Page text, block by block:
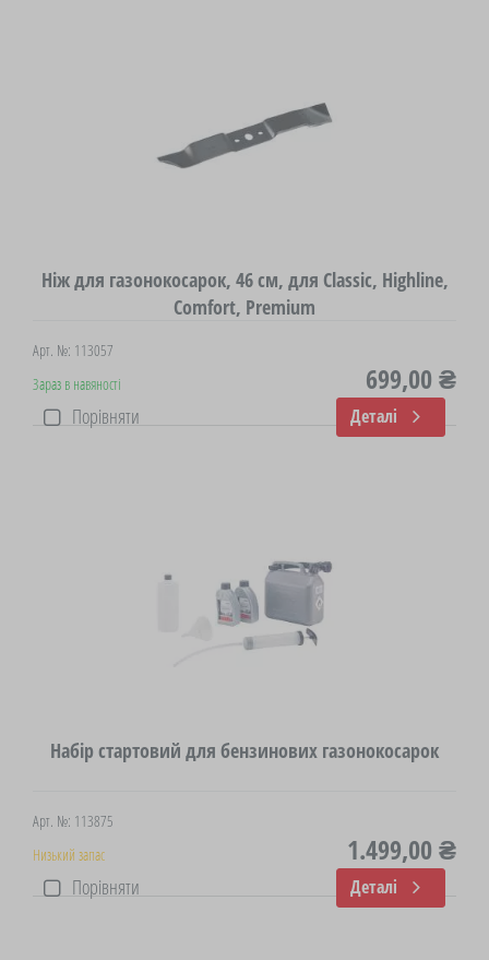
Ніж для газонокосарок, 46 см, для Classic, Highline,
Comfort, Premium
Арт. №: 113057
Зараз в навяності
699,00 ₴
Порівняти Деталі
Набір стартовий для бензинових газонокосарок
Арт. №: 113875
Низький запас
1.499,00 ₴
Порівняти Деталі